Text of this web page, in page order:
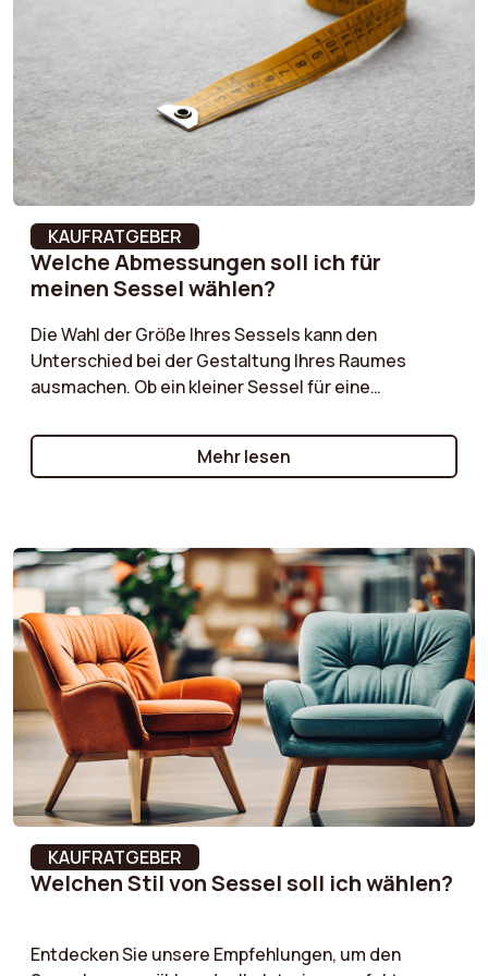
KAUFRATGEBER
Welche Abmessungen soll ich für
meinen Sessel wählen?
Die Wahl der Größe Ihres Sessels kann den
Unterschied bei der Gestaltung Ihres Raumes
ausmachen. Ob ein kleiner Sessel für eine
geräumiges Wohnzimmer, unser Einkaufsführer hilft
Ihnen bei der Auswahl der idealen Maße.
Komfortbedürfnisse, um den Sessel zu finden, der
sich perfekt in Ihr Interieur einfügt, ohne den Raum
zu überladen. Optimieren Sie Ihre Dekoration mit
einem Sessel, der Komfort und ausgewogene
Proportionen vereint!
Mehr lesen
KAUFRATGEBER
Welchen Stil von Sessel soll ich wählen?
Entdecken Sie unsere Empfehlungen, um den